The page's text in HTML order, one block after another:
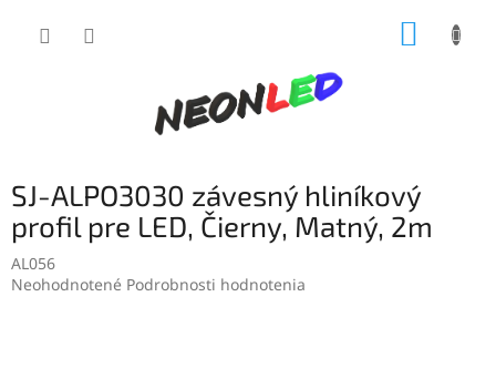
SJ-ALPO3030 závesný hliníkový
profil pre LED, Čierny, Matný, 2m
AL056
Priemerné
Neohodnotené Podrobnosti hodnotenia